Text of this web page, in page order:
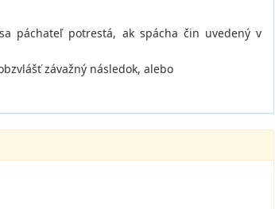
páchateľ potrestá, ak spácha čin uvedený v
závažný následok, alebo